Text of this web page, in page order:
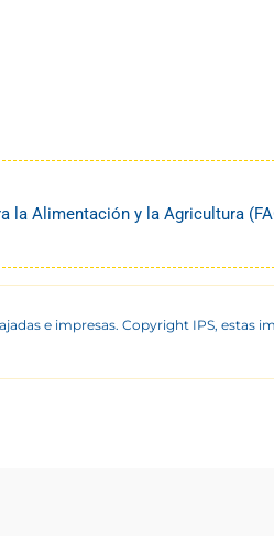
la Alimentación y la Agricultura
e impresas. Copyright IPS, estas